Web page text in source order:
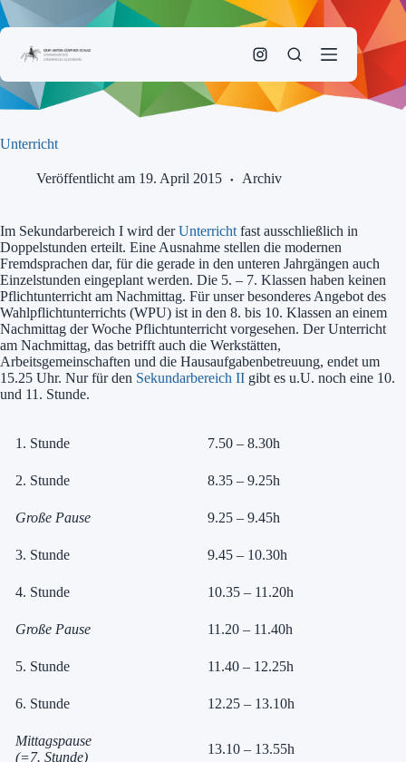
Zum
Inhalt
Unterricht
Veröffentlicht am 19. April 2015 Archiv
Im Sekundarbereich I wird derUnterricht fast ausschließlich in
Doppelstunden erteilt. Eine Ausnahme stellen die modernen
Fremdsprachen dar, für die gerade in den unteren Jahrgängen auch
Einzelstunden eingeplant werden. Die 5. – 7. Klassen haben keinen
Pflichtunterricht am Nachmittag. Für unser besonderes Angebot des
Wahlpflichtunterrichts (WPU) ist in den 8. bis 10. Klassen an einem
Nachmittag der Woche Pflichtunterricht vorgesehen. Der Unterricht
am Nachmittag, das betrifft auch die Werkstätten,
Arbeitsgemeinschaften und die Hausaufgabenbetreuung, endet um
15.25 Uhr. Nur für den Sekundarbereich II gibt es u.U. noch eine 10.
und 11. Stunde.
1. Stunde 7.50 – 8.30h
2. Stunde 8.35 – 9.25h
Große Pause 9.25 – 9.45h
3. Stunde 9.45 – 10.30h
4. Stunde 10.35 – 11.20h
Große Pause 11.20 – 11.40h
5. Stunde 11.40 – 12.25h
6. Stunde 12.25 – 13.10h
Mittagspause
(=7. Stunde)
13.10 – 13.55h